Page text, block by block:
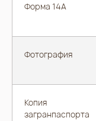
Форма 14A
Фотография
Копия
загранпаспорта